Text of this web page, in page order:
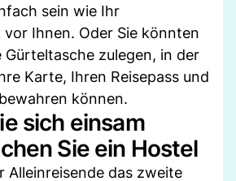
sein wie Ihr
vor Ihnen. Oder Sie könnten
Gürteltasche zulegen, in der
Karte, Ihren Reisepass und
können.
sich einsam
Sie ein Hostel
Alleinreisende das zweite